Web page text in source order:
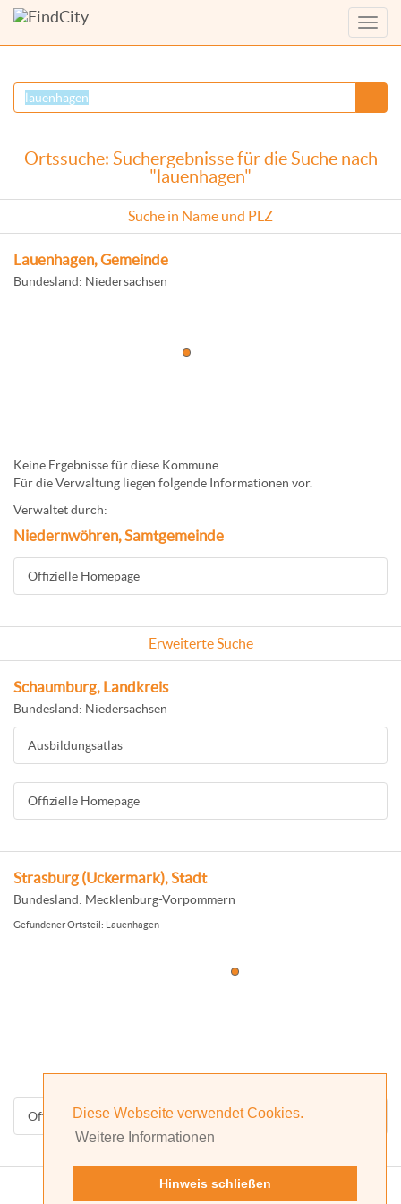
Diese Webseite verwendet Cookies.
Weitere Informationen
Hinweis schließen
Menü
Ortssuche: Suchergebnisse für die Suche nach
"lauenhagen"
Suche in Name und PLZ
Lauenhagen, Gemeinde
Bundesland: Niedersachsen
Keine Ergebnisse für diese Kommune.
Für die Verwaltung liegen folgende Informationen vor.
Verwaltet durch:
Niedernwöhren, Samtgemeinde
Offizielle Homepage
Erweiterte Suche
Schaumburg, Landkreis
Bundesland: Niedersachsen
Ausbildungsatlas
Offizielle Homepage
Strasburg (Uckermark), Stadt
Bundesland: Mecklenburg-Vorpommern
Gefundener Ortsteil: Lauenhagen
Offizielle Homepage